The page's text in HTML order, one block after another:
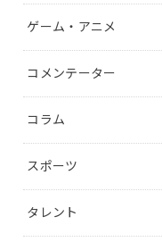
ゲーム・アニメ
コメンテーター
コラム
スポーツ
タレント